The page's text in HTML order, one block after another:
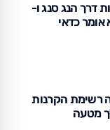
דרך הנג סנג ו-
רשימת הקרנות
מטעה